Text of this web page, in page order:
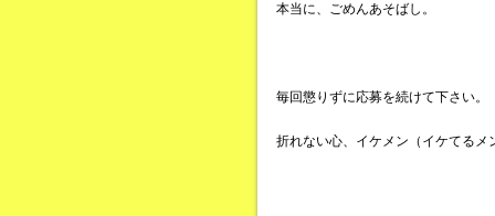
本当に、ごめんあそばし。
毎回懲りずに応募を続けて下さい。
折れない心、イケメン（イケてるメ